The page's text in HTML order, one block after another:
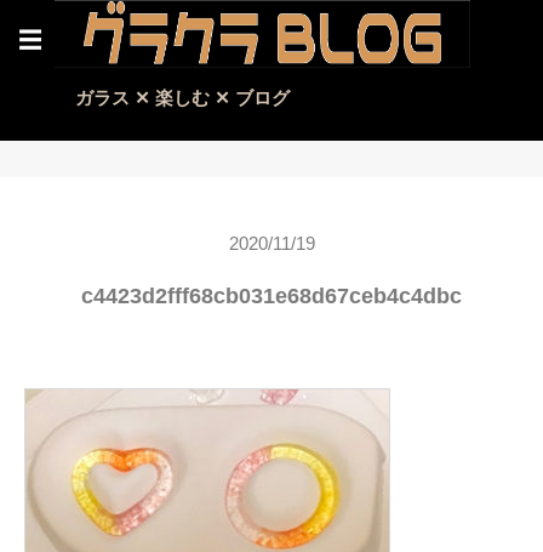
☰
ガラス ✕ 楽しむ ✕ ブログ
2020/11/19
c4423d2fff68cb031e68d67ceb4c4dbc